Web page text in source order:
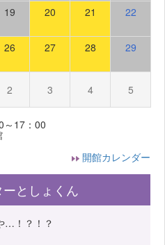
19 20 21 22
26 27 28 29
2 3 4 5
～17：00
開館カレンダー
としょくん
…！？！？